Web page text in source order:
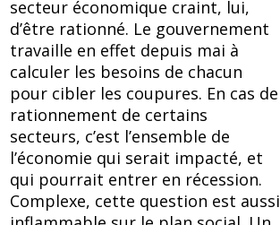
secteur économique craint, lui,
d’être rationné. Le gouvernement
travaille en effet depuis mai à
calculer les besoins de chacun
pour cibler les coupures. En cas de
rationnement de certains
secteurs, c’est l’ensemble de
l’économie qui serait impacté, et
qui pourrait entrer en récession.
Complexe, cette question est aussi